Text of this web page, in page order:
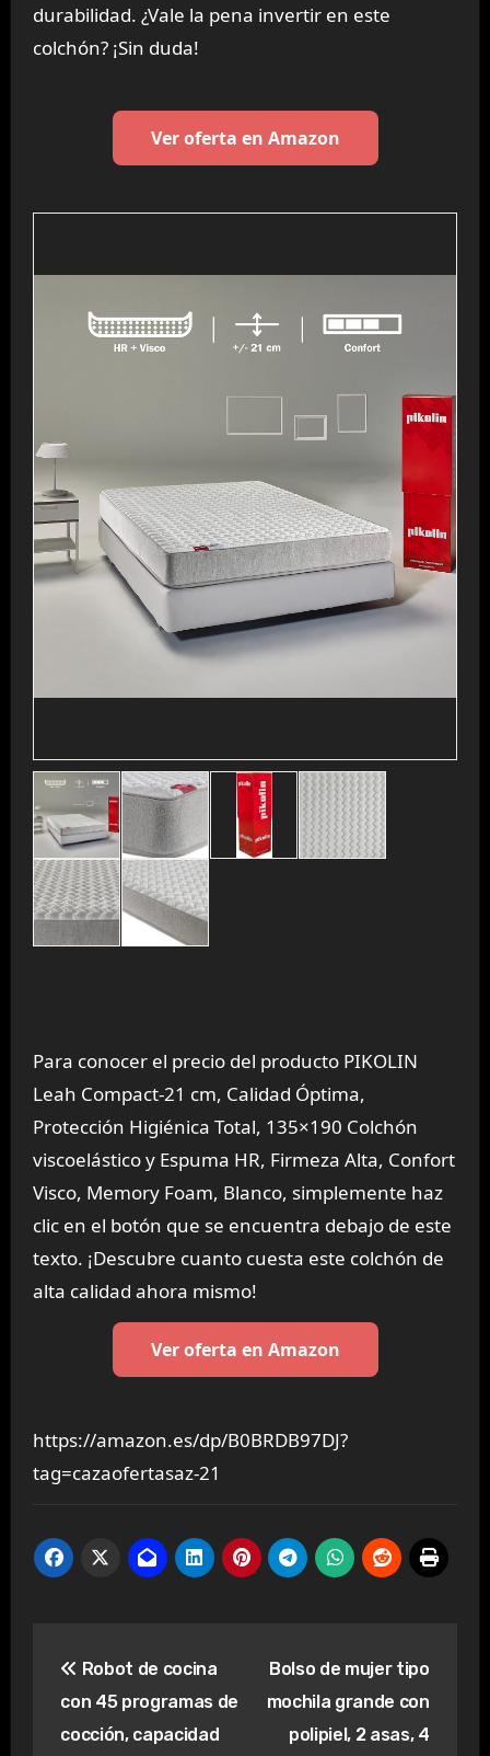
durabilidad. ¿Vale la pena invertir en este
colchón? ¡Sin duda!
Ver oferta en Amazon
Para conocer el precio del producto PIKOLIN
Leah Compact-21 cm, Calidad Óptima,
Protección Higiénica Total, 135×190 Colchón
viscoelástico y Espuma HR, Firmeza Alta, Confort
Visco, Memory Foam, Blanco, simplemente haz
clic en el botón que se encuentra debajo de este
texto. ¡Descubre cuanto cuesta este colchón de
alta calidad ahora mismo!
Ver oferta en Amazon
https://amazon.es/dp/B0BRDB97DJ?
tag=cazaofertasaz-21
de
entradas
Robot de cocina
con 45 programas de
cocción, capacidad
Bolso de mujer tipo
mochila grande con
polipiel, 2 asas, 4